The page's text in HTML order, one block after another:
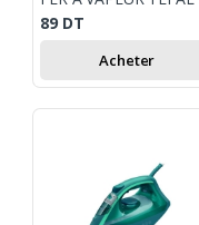
89 DT
Acheter